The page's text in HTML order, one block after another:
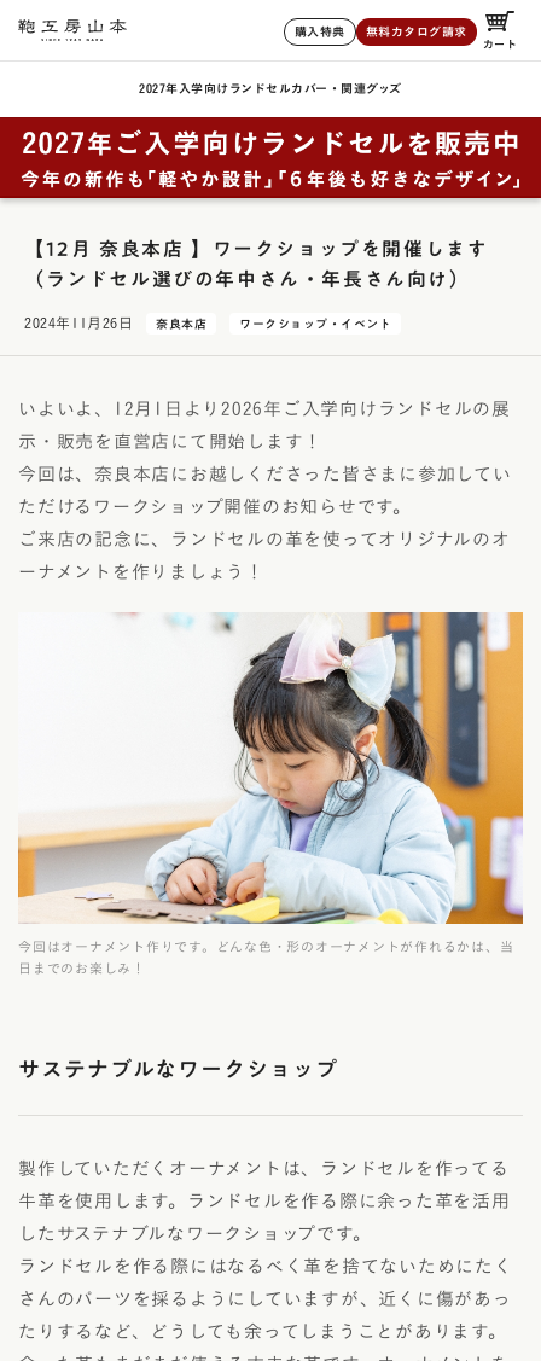
購入特典 無料カタログ請求
カート
2027年入学向けランドセル カバー・関連グッズ
【12月 奈良本店 】ワークショップを開催します
（ランドセル選びの年中さん・年長さん向け）
2024年11月26日 奈良本店 ワークショップ・イベント
いよいよ、12月1日より2026年ご入学向けランドセルの展
示・販売を直営店にて開始します！
今回は、奈良本店にお越しくださった皆さまに参加してい
ただけるワークショップ開催のお知らせです。
ご来店の記念に、ランドセルの革を使ってオリジナルのオ
ーナメントを作りましょう！
今回はオーナメント作りです。どんな色・形のオーナメントが作れるかは、当
日までのお楽しみ！
サステナブルなワークショップ
製作していただくオーナメントは、ランドセルを作ってる
牛革を使用します。ランドセルを作る際に余った革を活用
したサステナブルなワークショップです。
ランドセルを作る際にはなるべく革を捨てないためにたく
さんのパーツを採るようにしていますが、近くに傷があっ
たりするなど、どうしても余ってしまうことがあります。